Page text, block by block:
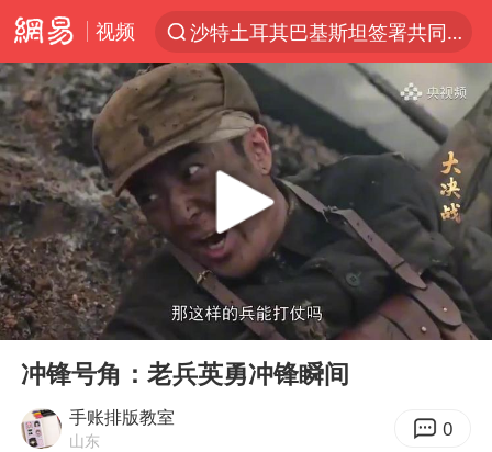
视频
沙特土耳其巴基斯坦签署共同防务协议
福建省泉州市委书记张毅恭接受纪律审查和监察调查
台风白海豚已进入24小时警戒线
全球首个长时储能一体化产业园量产
U17国足点球大战淘汰河床晋级决赛
四川宜宾市高县4.9级地震致1人死亡
上海：台风白海豚或将带来龙卷风
Play
00:00 03:26
冲锋号角：老兵英勇冲锋瞬间
手账排版教室
山东 0